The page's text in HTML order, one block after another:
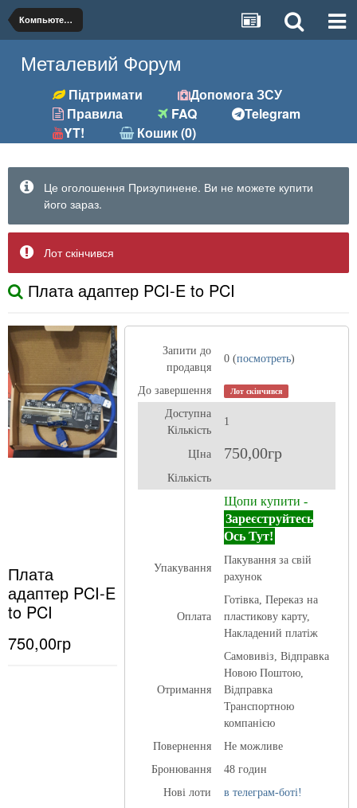
Компьютерні запчастини та периферія
Металевий Форум
Підтримати
Допомога ЗСУ
Правила
FAQ
Telegram
YT!
Кошик (0)
Це оголошення Призупинене. Ви не можете купити
його зараз.
Лот скінчився
Плата адаптер PCI-E to PCI
Плата
адаптер PCI-E
to PCI
750,00гр
Запити до
продавця
0 (посмотреть)
До завершення Лот скінчився
Доступна
Кількість
1
ЦІна 750,00гр
Кількість
Щопи купити -
Зареєструйтесь
Ось Тут!
Упакування
Пакування за свій
рахунок
Оплата
Готівка, Переказ на
пластикову карту,
Накладений платіж
Отримання
Самовивіз, Відправка
Новою Поштою,
Відправка
Транспортною
компанією
Повернення
Не можливе
Бронювання
48 годин
Нові лоти
в телеграм-боті!